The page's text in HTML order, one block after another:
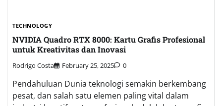
TECHNOLOGY
NVIDIA Quadro RTX 8000: Kartu Grafis Profesional
untuk Kreativitas dan Inovasi
Rodrigo Costa February 25, 2025 0
Pendahuluan Dunia teknologi semakin berkembang
pesat, dan salah satu elemen paling vital dalam